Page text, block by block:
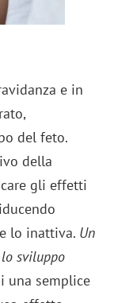
e in
del feto.
della
gli effetti
lo inattiva. Un
sviluppo
una semplice